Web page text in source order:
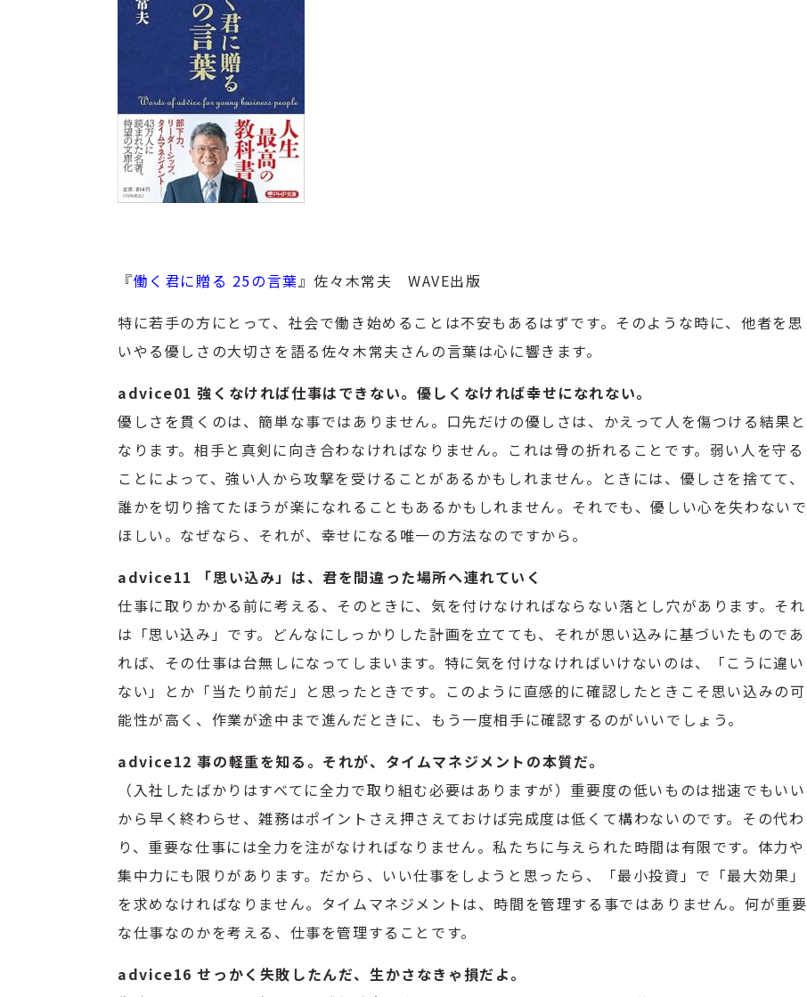
『働く君に贈る 25の言葉』佐々木常夫 WAVE出版
特に若手の方にとって、社会で働き始めることは不安もあるはずです。そのような時に、他者を思
いやる優しさの大切さを語る佐々木常夫さんの言葉は心に響きます。
advice01 強くなければ仕事はできない。優しくなければ幸せになれない。
優しさを貫くのは、簡単な事ではありません。口先だけの優しさは、かえって人を傷つける結果と
なります。相手と真剣に向き合わなければなりません。これは骨の折れることです。弱い人を守る
ことによって、強い人から攻撃を受けることがあるかもしれません。ときには、優しさを捨てて、
誰かを切り捨てたほうが楽になれることもあるかもしれません。それでも、優しい心を失わないで
ほしい。なぜなら、それが、幸せになる唯一の方法なのですから。
advice11 「思い込み」は、君を間違った場所へ連れていく
仕事に取りかかる前に考える、そのときに、気を付けなければならない落とし穴があります。それ
は「思い込み」です。どんなにしっかりした計画を立てても、それが思い込みに基づいたものであ
れば、その仕事は台無しになってしまいます。特に気を付けなければいけないのは、「こうに違い
ない」とか「当たり前だ」と思ったときです。このように直感的に確認したときこそ思い込みの可
能性が高く、作業が途中まで進んだときに、もう一度相手に確認するのがいいでしょう。
advice12 事の軽重を知る。それが、タイムマネジメントの本質だ。
（入社したばかりはすべてに全力で取り組む必要はありますが）重要度の低いものは拙速でもいい
から早く終わらせ、雑務はポイントさえ押さえておけば完成度は低くて構わないのです。その代わ
り、重要な仕事には全力を注がなければなりません。私たちに与えられた時間は有限です。体力や
集中力にも限りがあります。だから、いい仕事をしようと思ったら、「最小投資」で「最大効果」
を求めなければなりません。タイムマネジメントは、時間を管理する事ではありません。何が重要
な仕事なのかを考える、仕事を管理することです。
advice16 せっかく失敗したんだ、生かさなきゃ損だよ。